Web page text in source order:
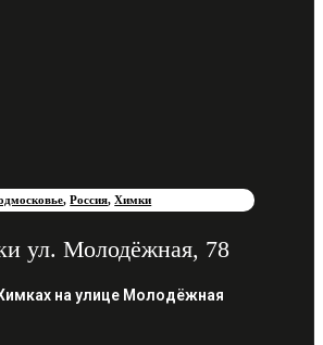
,Россия,Химки
ул. Молодёжная, 78
на улице Молодёжная